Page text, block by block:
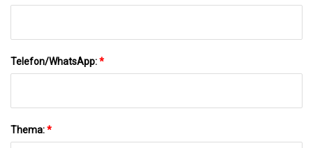
Telefon/WhatsApp:*
Thema:*